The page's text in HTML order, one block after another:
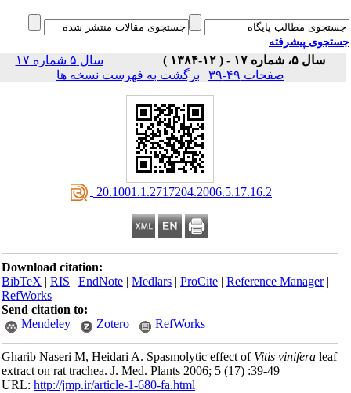
پیشرفته
سال ۵، شماره ۱۷ - ( ۱۲-۱۳۸۴ )
سال ۵ شماره ۱۷
صفحات ۴۹-۳۹
|برگشت به فهرست نسخه ها
‎ 20.1001.1.2717204.2006.5.17.16.2
Download citation:
BibTeX|RIS|EndNote|Medlars|ProCite|Reference Manager
RefWorks
Send citation to:
Mendeley
Zotero RefWorks
Gharib Naseri M, Heidari A. Spasmolytic effect ofVitis vinifera
extract on rat trachea. J. Med. Plants 2006; 5 (17) :39-49
URL:http://jmp.ir/article-1-680-fa.html